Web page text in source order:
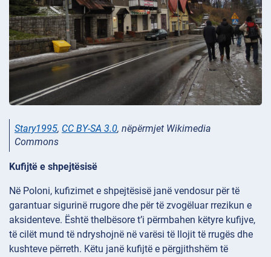
Stary1995, CC BY-SA 3.0, nëpërmjet Wikimedia
Commons
Kufijtë e shpejtësisë
Në Poloni, kufizimet e shpejtësisë janë vendosur për të
garantuar sigurinë rrugore dhe për të zvogëluar rrezikun e
aksidenteve. Është thelbësore t’i përmbahen këtyre kufijve,
të cilët mund të ndryshojnë në varësi të llojit të rrugës dhe
kushteve përreth. Këtu janë kufijtë e përgjithshëm të